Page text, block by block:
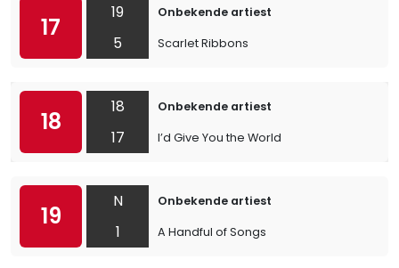
17
19
5
Onbekende artiest
Scarlet Ribbons
18
18
17
Onbekende artiest
I’d Give You the World
19
N
1
Onbekende artiest
A Handful of Songs